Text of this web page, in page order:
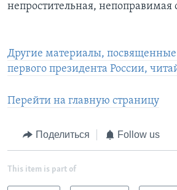
непростительная, непоправимая
Другие материалы,
первого президента России,
Перейти на главную страницу
Поделиться Follow us
This item is part of